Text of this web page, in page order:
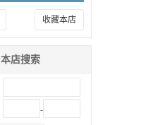
收藏本店
本店搜索
-